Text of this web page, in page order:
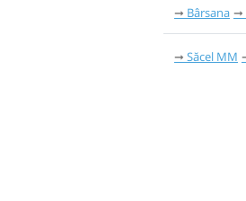
Bârsana
Săcel MM